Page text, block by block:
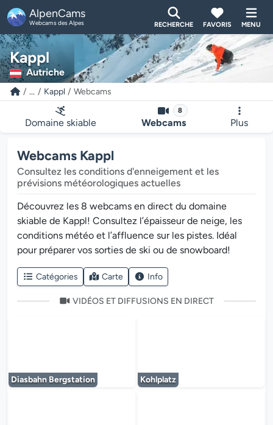
AlpenCams
Webcams des Alpes RECHERCHE FAVORIS MENU
Kappl
Autriche
... Kappl Webcams
Domaine skiable
8
Webcams Plus
Webcams Kappl
Consultez les conditions d'enneigement et les
prévisions météorologiques actuelles
Découvrez les 8 webcams en direct du domaine
skiable de Kappl! Consultez l’épaisseur de neige, les
conditions météo et l’affluence sur les pistes. Idéal
pour préparer vos sorties de ski ou de snowboard!
Catégories Carte Info
VIDÉOS ET DIFFUSIONS EN DIRECT
Diasbahn Bergstation Kohlplatz